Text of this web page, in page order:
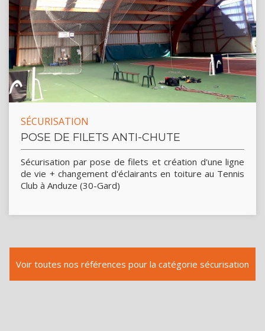
SÉCURISATION
POSE DE FILETS ANTI-CHUTE
Sécurisation par pose de filets et création d'une ligne
de vie + changement d'éclairants en toiture au Tennis
Club à Anduze (30-Gard)
Voir toutes nos références pour la catégorie sécurisation